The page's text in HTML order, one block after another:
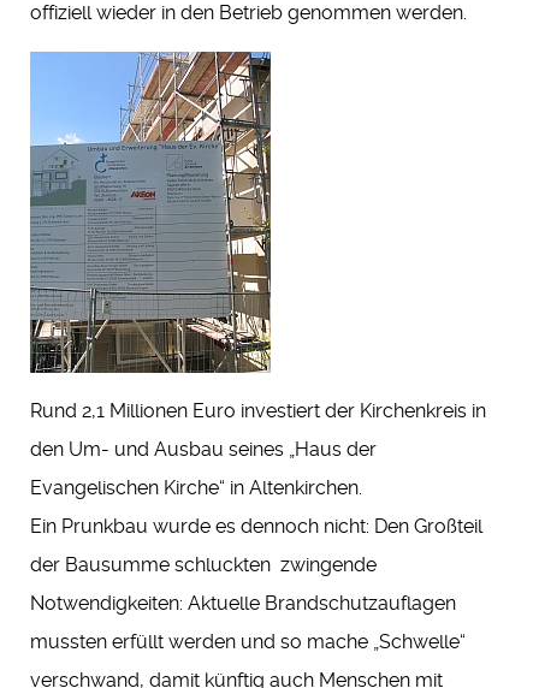
offiziell wieder in den Betrieb genommen werden.
Rund 2,1 Millionen Euro investiert der Kirchenkreis in
den Um- und Ausbau seines „Haus der
Evangelischen Kirche“ in Altenkirchen.
Ein Prunkbau wurde es dennoch nicht: Den Großteil
der Bausumme schluckten zwingende
Notwendigkeiten: Aktuelle Brandschutzauflagen
mussten erfüllt werden und so mache „Schwelle“
verschwand, damit künftig auch Menschen mit